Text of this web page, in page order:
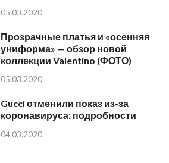
05.03.2020
Прозрачные платья и «осенняя
униформа» — обзор новой
коллекции Valentino (ФОТО)
05.03.2020
Gucci отменили показ из-за
коронавируса: подробности
04.03.2020